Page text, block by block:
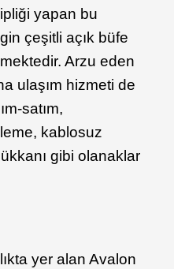
yapan bu
çeşitli açık büfe
Arzu eden
ulaşım hizmeti de
satım,
kablosuz
gibi olanaklar
yer alan Avalon